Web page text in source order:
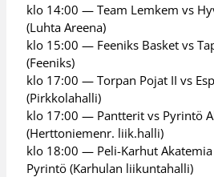
klo 14:00 — Team Lemkem vs
(Luhta Areena)
klo 15:00 — Feeniks Basket vs
(Feeniks)
klo 17:00 — Torpan Pojat II vs
(Pirkkolahalli)
klo 17:00 — Pantterit vs Pyrintö
(Herttoniemenr. liik.halli)
klo 18:00 — Peli-Karhut Akatemia
Pyrintö (Karhulan liikuntahalli)